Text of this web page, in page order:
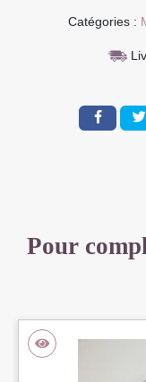
Catégories :
Pour